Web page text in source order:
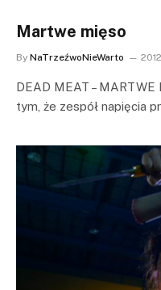
Martwe mięso
By NaTrzeźwoNieWarto
DEAD MEAT – MARTWE
tym, że zespół napięcia